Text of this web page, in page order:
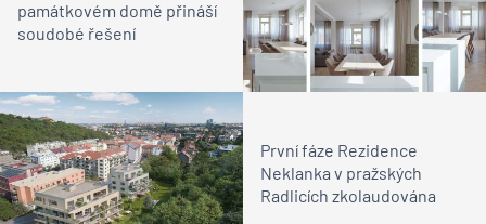
památkovém domě přináší
soudobé řešení
První fáze Rezidence
Neklanka v pražských
Radlicích zkolaudována